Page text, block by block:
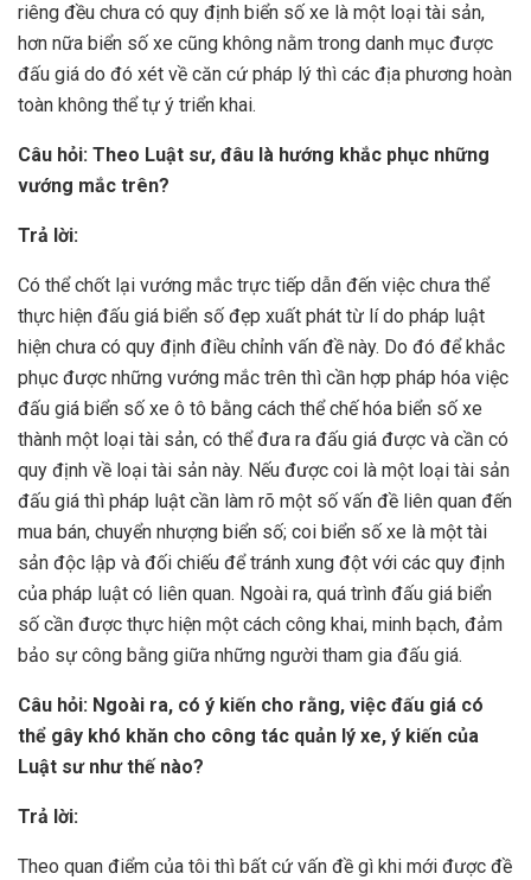
riêng đều chưa có quy định biển số xe là một loại tài sản,
hơn nữa biển số xe cũng không nằm trong danh mục được
đấu giá do đó xét về căn cứ pháp lý thì các địa phương hoàn
toàn không thể tự ý triển khai.
Câu hỏi: Theo Luật sư, đâu là hướng khắc phục những
vướng mắc trên?
Trả lời:
Có thể chốt lại vướng mắc trực tiếp dẫn đến việc chưa thể
thực hiện đấu giá biển số đẹp xuất phát từ lí do pháp luật
hiện chưa có quy định điều chỉnh vấn đề này. Do đó để khắc
phục được những vướng mắc trên thì cần hợp pháp hóa việc
đấu giá biển số xe ô tô bằng cách thể chế hóa biển số xe
thành một loại tài sản, có thể đưa ra đấu giá được và cần có
quy định về loại tài sản này. Nếu được coi là một loại tài sản
đấu giá thì pháp luật cần làm rõ một số vấn đề liên quan đến
mua bán, chuyển nhượng biển số; coi biển số xe là một tài
sản độc lập và đối chiếu để tránh xung đột với các quy định
của pháp luật có liên quan. Ngoài ra, quá trình đấu giá biển
số cần được thực hiện một cách công khai, minh bạch, đảm
bảo sự công bằng giữa những người tham gia đấu giá.
Câu hỏi: Ngoài ra, có ý kiến cho rằng, việc đấu giá có
thể gây khó khăn cho công tác quản lý xe, ý kiến của
Luật sư như thế nào?
Trả lời:
Theo quan điểm của tôi thì bất cứ vấn đề gì khi mới được đề